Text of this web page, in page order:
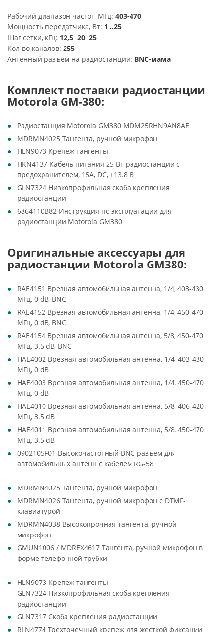
Рабочий диапазон частот, МГц: 403-470
Мощность передатчика, Вт: 1...25
Шаг сетки, кГц: 12,5 20 25
Кол-во каналов: 255
Антенный разъем на радиостанции: BNC-мама
Комплект поставки радиостанции
Motorola GM-380:
Радиостанция Motorola GM380 MDM25RHN9AN8AE
MDRMN4025 Тангента, ручной микрофон
HLN9073 Крепеж тангенты
HKN4137 Кабель питания 25 Вт радиостанции с
предохранителем, 15А, DC, ±13.8 В
GLN7324 Низкопрофильная скоба крепления
радиостанции
6864110B82 Инструкция по эксплуатации для
радиостанции Motorola GM380
Оригинальные аксессуары для
радиостанции Motorola GM380:
RAE4151 Врезная автомобильная антенна, 1/4, 403-430
МГц, 0 dB, BNC
RAE4152 Врезная автомобильная антенна, 1/4, 450-470
МГц, 0 dB, BNC
RAE4154 Врезная автомобильная антенна, 5/8, 450-470
МГц, 3.5 dB, BNC
HAE4002 Врезная автомобильная антенна, 1/4, 403-430
МГц, 0 dB
HAE4003 Врезная автомобильная антенна, 1/4, 450-470
МГц, 0 dB
HAE4010 Врезная автомобильная антенна, 5/8, 406-420
МГц, 3.5 dB
HAE4011 Врезная автомобильная антенна, 5/8, 450-470
МГц, 3.5 dB
0902105F01 Высокочастотный BNC разъем для
автомобильных антенн с кабелем RG-58
MDRMN4025 Тангента, ручной микрофон
MDRMN4026 Тангента, ручной микрофон с DTMF-
клавиатурой
MDRMN4038 Высокопрочная тангента, ручной
микрофон
GMUN1006 / MDREX4617 Тангента, ручной микрофон в
форме телефонной трубки
HLN9073 Крепеж тангенты
GLN7324 Низкопрофильная скоба крепления
радиостанции
GLN7317 Скоба крепления радиостанции
RLN4774 Трехточечный крепеж для жесткой фиксации